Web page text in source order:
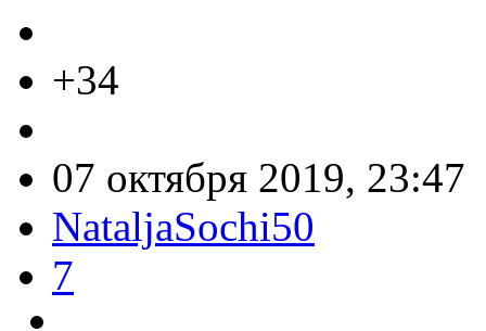
+34
07 октября 2019, 23:47
NataljaSochi50
7